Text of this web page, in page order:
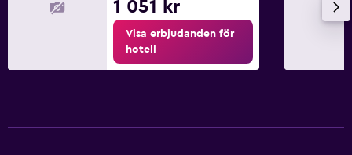
1 051 kr
Visa erbjudanden för
hotell